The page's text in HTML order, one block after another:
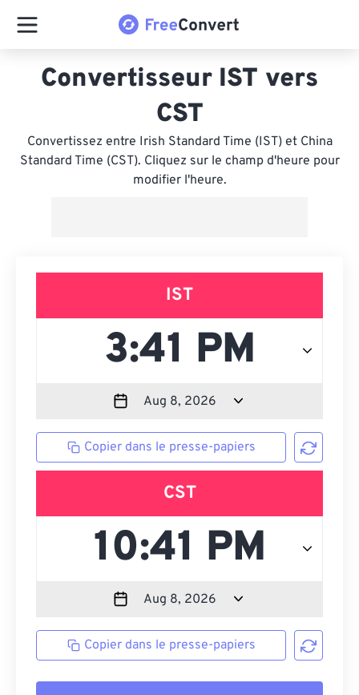
Convertisseur IST vers
CST
Convertissez entre Irish Standard Time (IST) et China
Standard Time (CST). Cliquez sur le champ d'heure pour
modifier l'heure.
IST
Copier dans le presse-papiers
CST
Copier dans le presse-papiers